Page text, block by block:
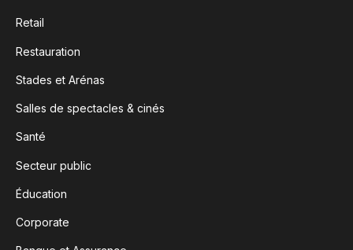
Retail
Restauration
Stades et Arénas
Salles de spectacles & cinés
Santé
Secteur public
Éducation
Corporate